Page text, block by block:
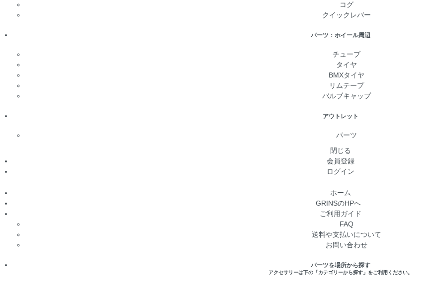
コグ
クイックレバー
パーツ：ホイール周辺
チューブ
タイヤ
BMXタイヤ
リムテープ
バルブキャップ
アウトレット
パーツ
閉じる
会員登録
ログイン
ホーム
GRINSのHPへ
ご利用ガイド
FAQ
送料や支払いについて
お問い合わせ
パーツを場所から探す
アクセサリーは下の「カテゴリーから探す」をご利用ください。